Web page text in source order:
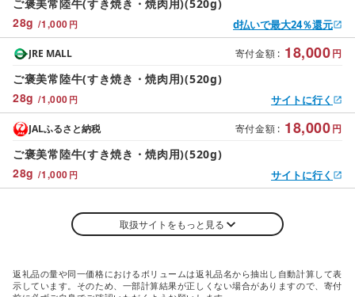
28g /1,000 円
ご褒美常陸牛(すき焼き・焼肉用)(520g)
d払いで最大24％還元
寄付金額 : 18,000円
28g /1,000 円
JRE MALL
ご褒美常陸牛(すき焼き・焼肉用)(520g)
サイトに行く
寄付金額 : 18,000円
28g /1,000 円
JALふるさと納税
ご褒美常陸牛(すき焼き・焼肉用)(520g)
サイトに行く
取扱サイトをもっと見る
返礼品の量や同一価格におけるボリュームは返礼品名から抽出し自動計算して表
示しています。そのため、一部計算結果が正しくない場合がありますので、寄付